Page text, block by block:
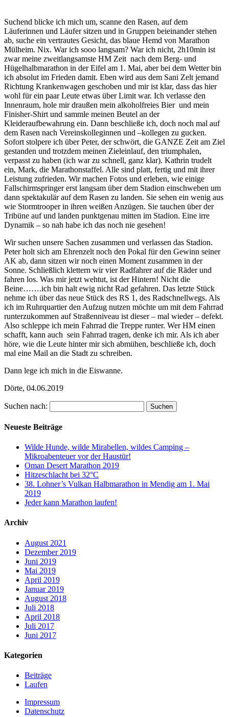
Suchend blicke ich mich um, scanne den Rasen, auf dem
Läuferinnen und Läufer sitzen und in Gruppen beieinander stehen
ab, suche ein vertrautes Gesicht, das blaue Hemd von Marathon
Mülheim. Nix. War ich sooo langsam? War ich nicht, 2h10min ist
zwar meine zweitlangsamste HM Zeit nach dem Berg- und
Hügelhalbmarathon in der Eifel am 1. Mai, aber bei dem Wetter bin
ich absolut im Frieden damit. Eben wird aus dem Sani Zelt jemand
Richtung Krankenwagen geschoben und mir ist klar, dass das hier
wohl für ein paar Leute etwas über Limit war. Ich verlasse den
Innenraum, hole mir draußen mein alkoholfreies Bier und mein
Finisher-Shirt und sammle meinen Beutel an der
Kleideraufbewahrung ein. Dann beschließe ich, doch noch mal auf
dem Rasen nach Vereinskolleginnen und –kollegen zu gucken.
Sofort stolpere ich über Peter, der schwört, die GANZE Zeit am Ziel
gestanden und trotzdem meinen Zieleinlauf, den triumphalen,
verpasst zu haben (ich war zu schnell, ganz klar). Kathrin trudelt
ein, Mark, die Marathonstaffel. Alle sind platt, fertig und mit ihrer
Leistung zufrieden. Wir machen Fotos und erleben, wie einige
Fallschirmspringer erst langsam über dem Stadion einschweben um
dann spektakulär auf dem Rasen zu landen. Sie sehen ein wenig aus
wie Stormtrooper in ihren weißen Anzügen. Sie tauchen über der
Tribüne auf und landen punktgenau mitten im Stadion. Eine irre
Dynamik – so nah habe ich das noch nie gesehen!
Wir suchen unsere Sachen zusammen und verlassen das Stadion.
Peter holt sich am Ehrenzelt noch den Pokal für den Gewinn seiner
AK ab, dann sitzen wir noch einen Moment zusammen in der
Sonne. Schließlich klettern wir vier Radfahrer auf die Räder und
fahren los. Was mir jetzt wehtut, ist der Hintern! Nicht die
Beine…….ich bin halt ewig nicht Rad gefahren. Das letzte Stück
nehme ich über das neue Stück des RS 1, des Radschnellwegs. Als
ich im Ruhrquartier den Aufzug nutzen möchte um mit dem Fahrrad
runterzukommen auf Straßenniveau ist dieser – mal wieder – defekt.
Also schleppe ich mein Fahrrad die Treppe runter. Wer HM einen
schafft, kann auch sein Fahrrad tragen, denke ich mir. Als ich aber
höre, wie die Leute hinter mir sich abmühen, beschließe ich, doch
mal eine Mail an die Stadt zu schreiben.
Dann lege ich mich in die Eiswanne.
Dörte, 04.06.2019
Suchen nach:
Neueste Beiträge
Wilde Hunde, wilde Mirabellen, wildes Camping –
Mikroabenteuer vor der Haustür!
Oman Desert Marathon 2019
Hitzeschlacht bei 32°C
38. Lohner’s Vulkan Halbmarathon in Mendig am 1. Mai
2019
Jeder kann Marathon laufen!
Archiv
August 2021
Dezember 2019
Juni 2019
Mai 2019
April 2019
Januar 2019
August 2018
Juli 2018
April 2018
Juli 2017
Juni 2017
Kategorien
Beiträge
Laufen
Impressum
Datenschutz